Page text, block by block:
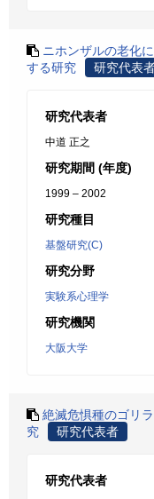
ニホンザルの老化
する研究
研究代表
研究代表者
中道 正之
研究期間 (年度)
1999 – 2002
研究種目
基盤研究(C)
研究分野
実験系心理学
研究機関
大阪大学
絶滅危惧種のゴリ
究
研究代表者
研究代表者